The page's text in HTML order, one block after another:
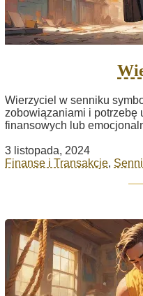
Wierzyciel w senniku
zobowiązaniami i potrzebę
finansowych lub
3 listopada, 2024
Finanse i Transakcje,